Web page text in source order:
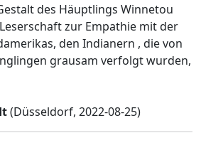
des Häuptlings Winnetou
zur Empathie mit der
den Indianern , die von
grausam verfolgt wurden,
(Düsseldorf, 2022-08-25)